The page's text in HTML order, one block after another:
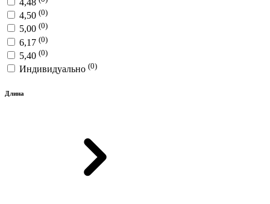
4,50 (0)
5,00 (0)
6,17 (0)
5,40 (0)
Индивидуально (0)
Длина